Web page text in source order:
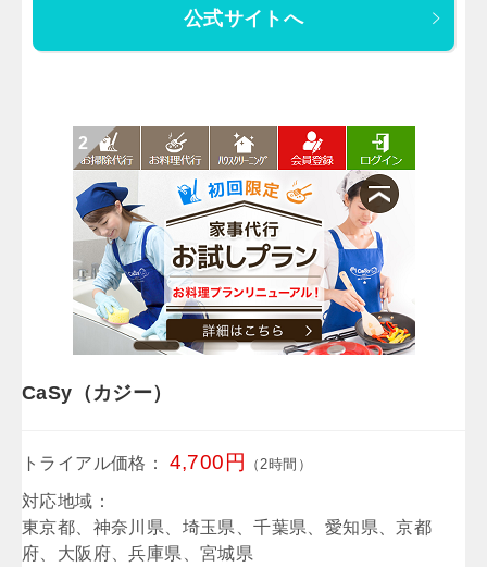
公式サイトへ
CaSy（カジー）
トライアル価格： 4,700円 （2時間）
対応地域：
東京都、神奈川県、埼玉県、千葉県、愛知県、京都
府、大阪府、兵庫県、宮城県